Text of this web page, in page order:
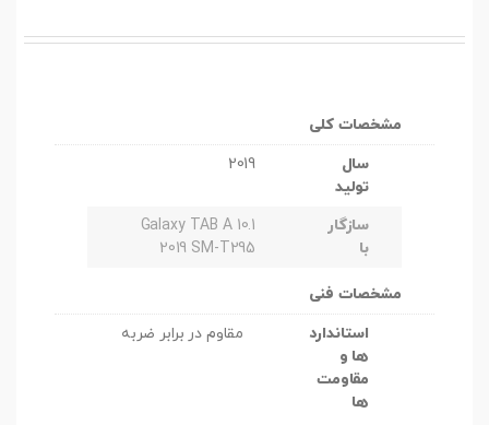
مشخصات کلی
سال
تولید
2019
سازگار
با
Galaxy TAB A 10.1
2019 SM-T295
مشخصات فنی
استاندارد
ها و
مقاومت
ها
مقاوم در برابر ضربه